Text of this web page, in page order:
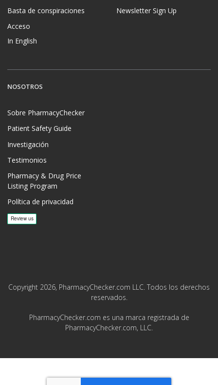
Basta de conspiraciones
Acceso
In English
Newsletter Sign Up
NOSOTROS
Sobre PharmacyChecker
Patient Safety Guide
Investigación
Testimonios
Pharmacy & Drug Price
Listing Program
Política de privacidad
Copyright 2026, PharmacyChecker.com LLC. Todos los derechos
reservados.
PharmacyChecker.com es una marca registrada de
PharmacyChecker.com, LLC.